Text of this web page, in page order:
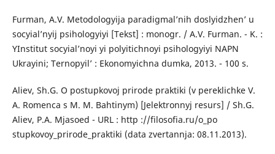
Furman, A.V. Metodologyija paradigmal’nih doslyidzhen’ u
socyial’nyij psihologyiyi [Tekst] : monogr. / A.V. Furman. - K. :
YInstitut socyial’noyi yi polyitichnoyi psihologyiyi NAPN
Ukrayini; Ternopyil’ : Ekonomyichna dumka, 2013. - 100 s.
Aliev, Sh.G. O postupkovoj prirode praktiki (v pereklichke V.
A. Romenca s M. M. Bahtinym) [Jelektronnyj resurs] / Sh.G.
Aliev, P.A. Mjasoed - URL : http ://filosofia.ru/o_po
stupkovoy_prirode_praktiki (data zvertannja: 08.11.2013).